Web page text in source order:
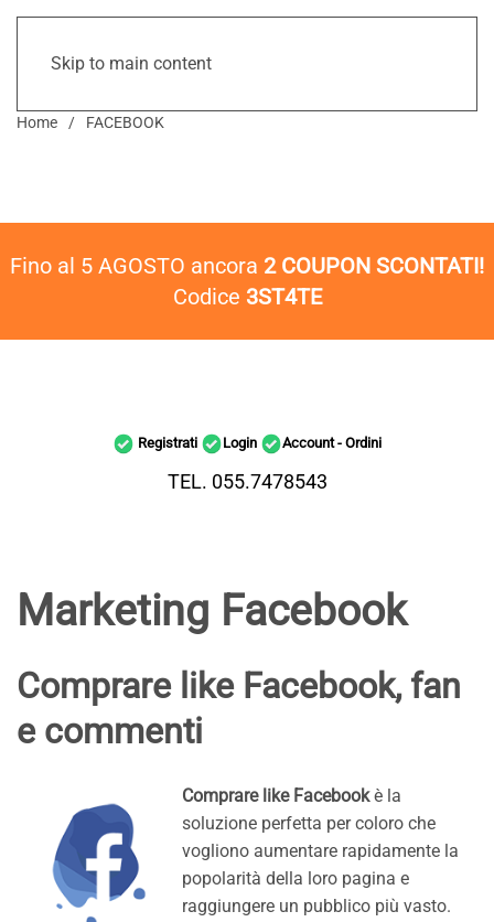
Skip to main content
Home FACEBOOK
Fino al 5 AGOSTO ancora 2 COUPON SCONTATI!
Codice 3ST4TE
Registrati Login Account - Ordini
TEL. 055.7478543
Marketing Facebook
Comprare like Facebook, fan
e commenti
Comprare like Facebookè la
soluzione perfetta per coloro che
vogliono aumentare rapidamente la
popolarità della loro pagina e
raggiungere un pubblico più vasto.